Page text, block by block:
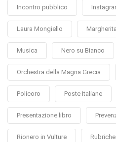
Incontro pubblico
Laura Mongiello
Musica Nero su Bianco
Orchestra della Magna Grecia
Policoro Poste Italiane
Presentazione libro
Rionero in Vulture Rubriche